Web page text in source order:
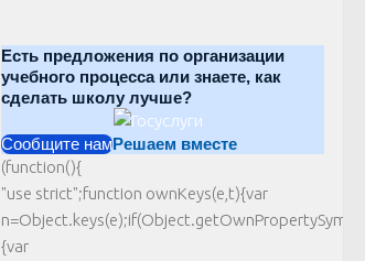
Есть предложения по организации
учебного процесса или знаете, как
сделать школу лучше?
Сообщите намРешаем вместе
(function(){
"use strict";function ownKeys(e,t){var
{var